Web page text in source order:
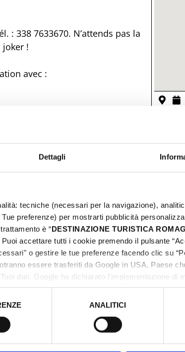
Dettagli
tecniche (necessari per la navigazione),
preferenze) per mostrarti pubblicità
è “DESTINAZIONE TURISTICA
Puoi accettare tutti i cookie premendo il pulsante
o gestire le tue preferenze facendo clic su
essere trasferiti da Google in USA, Paese
dati. Google ha dichiarato l’implementazione di
valutato essere sufficienti.
ANALITICI
: 338 7633670. N’attends pas la
!
avec :
Lun
29
06
13
20